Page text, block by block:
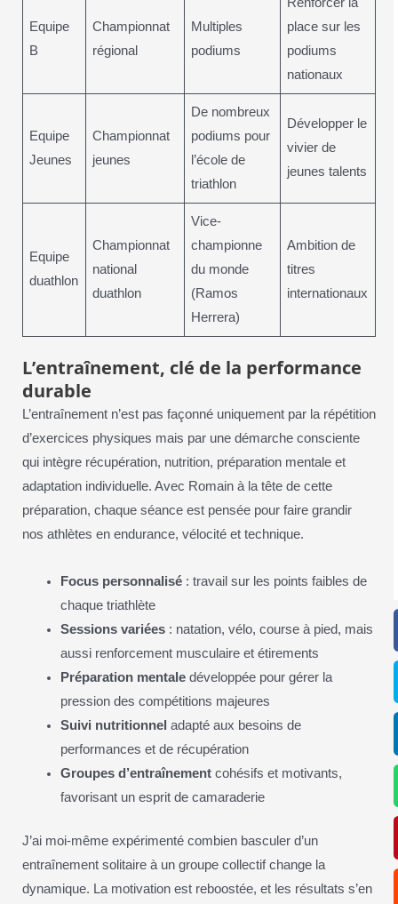
Equipe
B
Championnat
régional
Multiples
podiums
Renforcer la
place sur les
podiums
nationaux
Equipe
Jeunes
Championnat
jeunes
De nombreux
podiums pour
l’école de
triathlon
Développer le
vivier de
jeunes talents
Equipe
duathlon
Championnat
national
duathlon
Vice-
championne
du monde
(Ramos
Herrera)
Ambition de
titres
internationaux
L’entraînement, clé de la performance
durable
L’entraînement n’est pas façonné uniquement par la répétition
d’exercices physiques mais par une démarche consciente
qui intègre récupération, nutrition, préparation mentale et
adaptation individuelle. Avec Romain à la tête de cette
préparation, chaque séance est pensée pour faire grandir
nos athlètes en endurance, vélocité et technique.
Focus personnalisé : travail sur les points faibles de
chaque triathlète
Sessions variées : natation, vélo, course à pied, mais
aussi renforcement musculaire et étirements
Préparation mentale développée pour gérer la
pression des compétitions majeures
Suivi nutritionnel adapté aux besoins de
performances et de récupération
Groupes d’entraînement cohésifs et motivants,
favorisant un esprit de camaraderie
J’ai moi-même expérimenté combien basculer d’un
entraînement solitaire à un groupe collectif change la
dynamique. La motivation est reboostée, et les résultats s’en